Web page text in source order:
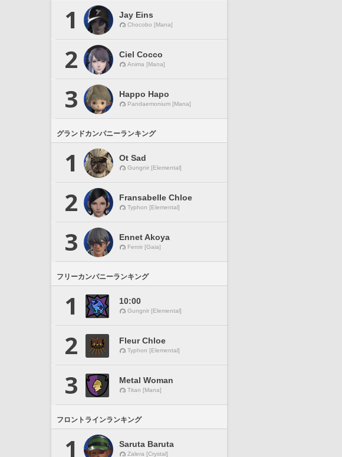
1 Jay Eins
Chocobo [Mana]
2 Ciel Cocco
Anima [Mana]
3 Happo Hapo
Pandaemonium [Mana]
グランドカンパニーランキング
1 Ot Sad
Gungnir [Elemental]
2 Fransabelle Chloe
Typhon [Elemental]
3 Ennet Akoya
Fenrir [Gaia]
フリーカンパニーランキング
1 10:00
Gungnir [Elemental]
2 Fleur Chloe
Typhon [Elemental]
3 Metal Woman
Titan [Mana]
フロントラインランキング
1 Saruta Baruta
Zalera [Crystal]